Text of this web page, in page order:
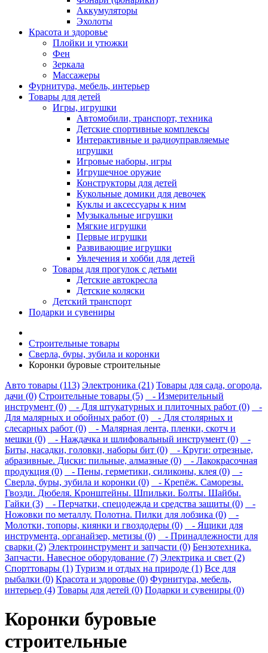
Аккумуляторы
Эхолоты
Красота и здоровье
Плойки и утюжки
Фен
Зеркала
Массажеры
Фурнитура, мебель, интерьер
Товары для детей
Игры, игрушки
Автомобили, транспорт, техника
Детские спортивные комплексы
Интерактивные и радиоуправляемые
игрушки
Игровые наборы, игры
Игрушечное оружие
Конструкторы для детей
Кукольные домики для девочек
Куклы и аксессуары к ним
Музыкальные игрушки
Мягкие игрушки
Первые игрушки
Развивающие игрушки
Увлечения и хобби для детей
Товары для прогулок с детьми
Детские автокресла
Детские коляски
Детский транспорт
Подарки и сувениры
Строительные товары
Сверла, буры, зубила и коронки
Коронки буровые строительные
Авто товары (113) Электроника (21) Товары для сада, огорода,
дачи (0) Строительные товары (5)
- Измерительный
инструмент (0)
- Для штукатурных и плиточных работ (0)
-
Для малярных и обойных работ (0)
- Для столярных и
слесарных работ (0)
- Малярная лента, пленки, скотч и
мешки (0)
- Наждачка и шлифовальный инструмент (0)
-
Биты, насадки, головки, наборы бит (0)
- Круги: отрезные,
абразивные. Диски: пильные, алмазные (0)
- Лакокрасочная
продукция (0)
- Пены, герметики, силиконы, клея (0)
-
Сверла, буры, зубила и коронки (0)
- Крепёж. Саморезы.
Гвозди. Дюбеля. Кронштейны. Шпильки. Болты. Шайбы.
Гайки (3)
- Перчатки, спецодежда и средства защиты (0)
-
Ножовки по металлу. Полотна. Пилки для лобзика (0)
-
Молотки, топоры, киянки и гвоздодеры (0)
- Ящики для
инструмента, органайзер, метизы (0)
- Принадлежности для
сварки (2) Электроинструмент и запчасти (0) Бензотехника.
Запчасти. Навесное оборудование (7) Электрика и свет (2)
Спорттовары (1) Туризм и отдых на природе (1) Все для
рыбалки (0) Красота и здоровье (0) Фурнитура, мебель,
интерьер (4) Товары для детей (0) Подарки и сувениры (0)
Коронки буровые
строительные